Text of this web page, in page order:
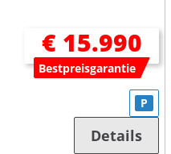
€ 15.990
Bestpreisgarantie
P
Details